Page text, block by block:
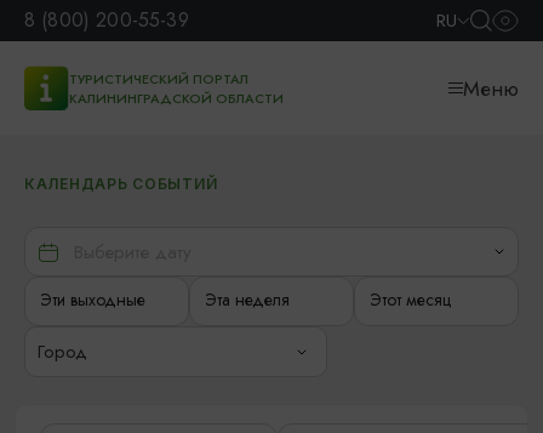
8 (800) 200-55-39 RU
ТУРИСТИЧЕСКИЙ ПОРТАЛ
КАЛИНИНГРАДСКОЙ ОБЛАСТИ
Меню
КАЛЕНДАРЬ СОБЫТИЙ
Эти выходные Эта неделя Этот месяц
Город